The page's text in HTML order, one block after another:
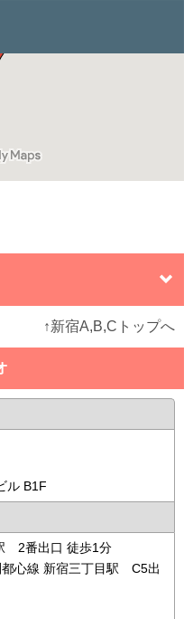
↑新宿A,B,Cトップへ
ル B1F
2番出口 徒歩1分
都心線 新宿三丁目駅 C5出